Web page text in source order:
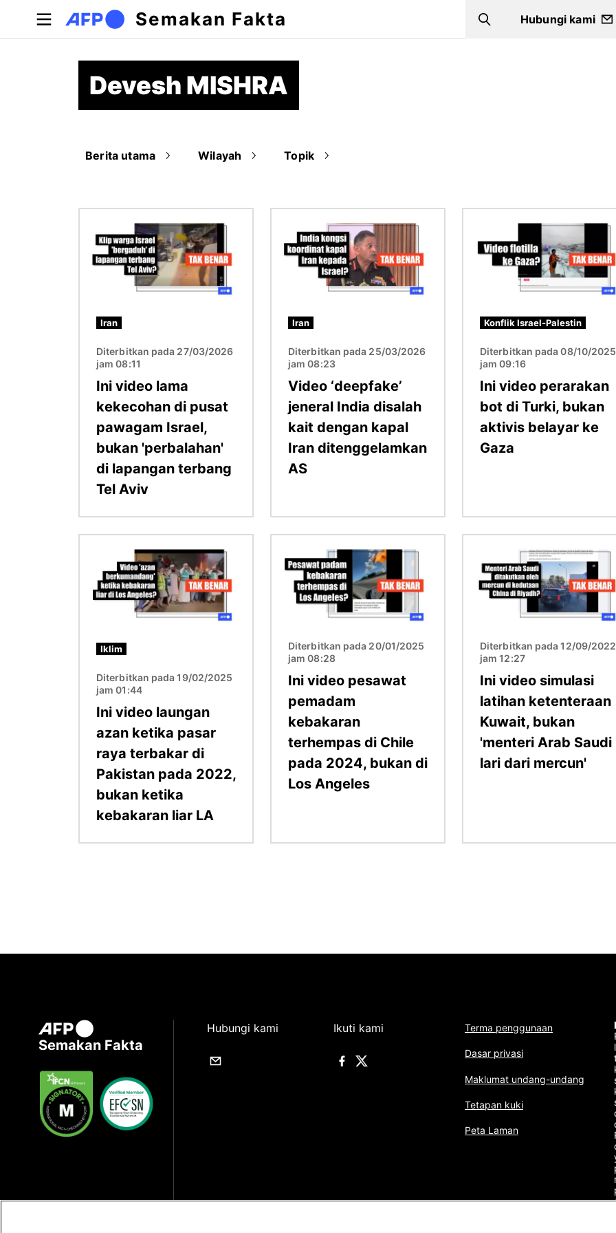
Langkau ke kandungan utama
Semakan Fakta Search
Hubungi kami
Devesh MISHRA
Berita utama Wilayah Topik
Iran
Diterbitkan pada 27/03/2026
jam 08:11
Ini video lama
kekecohan di pusat
pawagam Israel,
bukan 'perbalahan'
di lapangan terbang
Tel Aviv
Iran
Diterbitkan pada 25/03/2026
jam 08:23
Video ‘deepfake’
jeneral India disalah
kait dengan kapal
Iran ditenggelamkan
AS
Konflik Israel-Palestin
Diterbitkan pada 08/10/2025
jam 09:16
Ini video perarakan
bot di Turki, bukan
aktivis belayar ke
Gaza
Iklim
Diterbitkan pada 19/02/2025
jam 01:44
Ini video laungan
azan ketika pasar
raya terbakar di
Pakistan pada 2022,
bukan ketika
kebakaran liar LA
Diterbitkan pada 20/01/2025
jam 08:28
Ini video pesawat
pemadam
kebakaran
terhempas di Chile
pada 2024, bukan di
Los Angeles
Diterbitkan pada 12/09/2022
jam 12:27
Ini video simulasi
latihan ketenteraan
Kuwait, bukan
'menteri Arab Saudi
lari dari mercun'
Semakan Fakta
Hubungi kami Ikuti kami Terma penggunaan
Dasar privasi
Maklumat undang-undang
Tetapan kuki
Peta Laman